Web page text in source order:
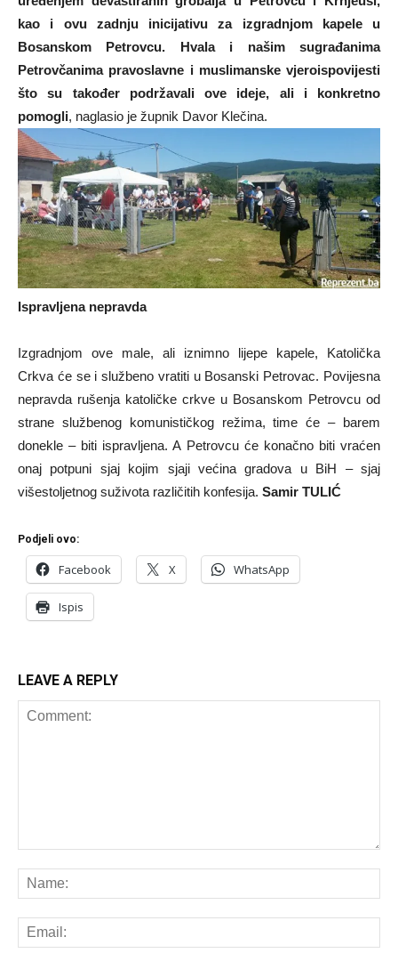
kao i ovu zadnju inicijativu za izgradnjom kapele u
Bosanskom Petrovcu. Hvala i našim sugrađanima
Petrovčanima pravoslavne i muslimanske vjeroispovijesti
što su također podržavali ove ideje, ali i konkretno
pomogli, naglasio je župnik Davor Klečina.
Ispravljena nepravda
Izgradnjom ove male, ali iznimno lijepe kapele, Katolička
Crkva će se i službeno vratiti u Bosanski Petrovac. Povijesna
nepravda rušenja katoličke crkve u Bosanskom Petrovcu od
strane službenog komunističkog režima, time će – barem
donekle – biti ispravljena. A Petrovcu će konačno biti vraćen
onaj potpuni sjaj kojim sjaji većina gradova u BiH – sjaj
višestoljetnog suživota različitih konfesija. Samir TULIĆ
Podjeli ovo:
Facebook X WhatsApp
Ispis
LEAVE A REPLY